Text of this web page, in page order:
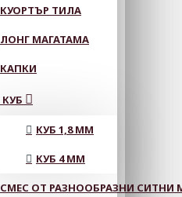
КУОРТЪР ТИЛА
ЛОНГ МАГАТАМА
КАПКИ
КУБ
КУБ 1,8 ММ
КУБ 4 ММ
СМЕС ОТ РАЗНООБРАЗНИ СИТНИ